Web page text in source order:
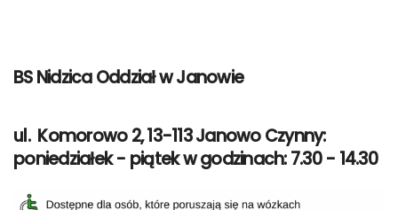
BS Nidzica Oddział w Janowie
ul. Komorowo 2, 13-113 Janowo Czynny:
poniedziałek - piątek w godzinach: 7.30 - 14.30